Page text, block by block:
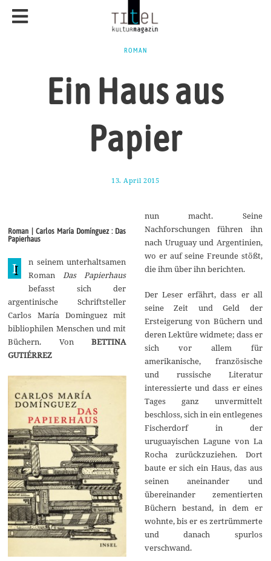
ROMAN
Ein Haus aus
Papier
13. April 2015
i
2
0
1
5
Roman | Carlos María Domínguez : Das
Papierhaus
I
n seinem unterhaltsamen
Roman Das Papierhaus
befasst sich der
argentinische Schriftsteller
Carlos María Dominguez mit
bibliophilen Menschen und mit
Büchern. VonBETTINA
GUTIÉRREZ
nun macht. Seine
Nachforschungen führen ihn
nach Uruguay und Argentinien,
wo er auf seine Freunde stößt,
die ihm über ihn berichten.
Der Leser erfährt, dass er all
seine Zeit und Geld der
Ersteigerung von Büchern und
deren Lektüre widmete; dass er
sich vor allem für
amerikanische, französische
und russische Literatur
interessierte und dass er eines
Tages ganz unvermittelt
beschloss, sich in ein entlegenes
Fischerdorf in der
uruguayischen Lagune von La
Rocha zurückzuziehen. Dort
baute er sich ein Haus, das aus
seinen aneinander und
übereinander zementierten
Büchern bestand, in dem er
wohnte, bis er es zertrümmerte
und danach spurlos
verschwand.